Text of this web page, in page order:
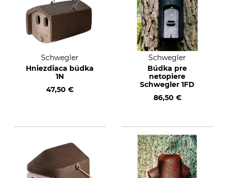
Schwegler
Hniezdiaca búdka
1N
47,50 €
Schwegler
Búdka pre
netopiere
Schwegler 1FD
86,50 €